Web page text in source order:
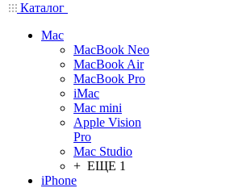
Каталог
Mac
MacBook Neo
MacBook Air
MacBook Pro
iMac
Mac mini
Apple Vision
Pro
Mac Studio
+ ЕЩЕ 1
iPhone